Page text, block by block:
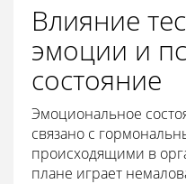
Влияние
эмоции и
состояние
Эмоциональное
связано с
происходящими в
плане играет